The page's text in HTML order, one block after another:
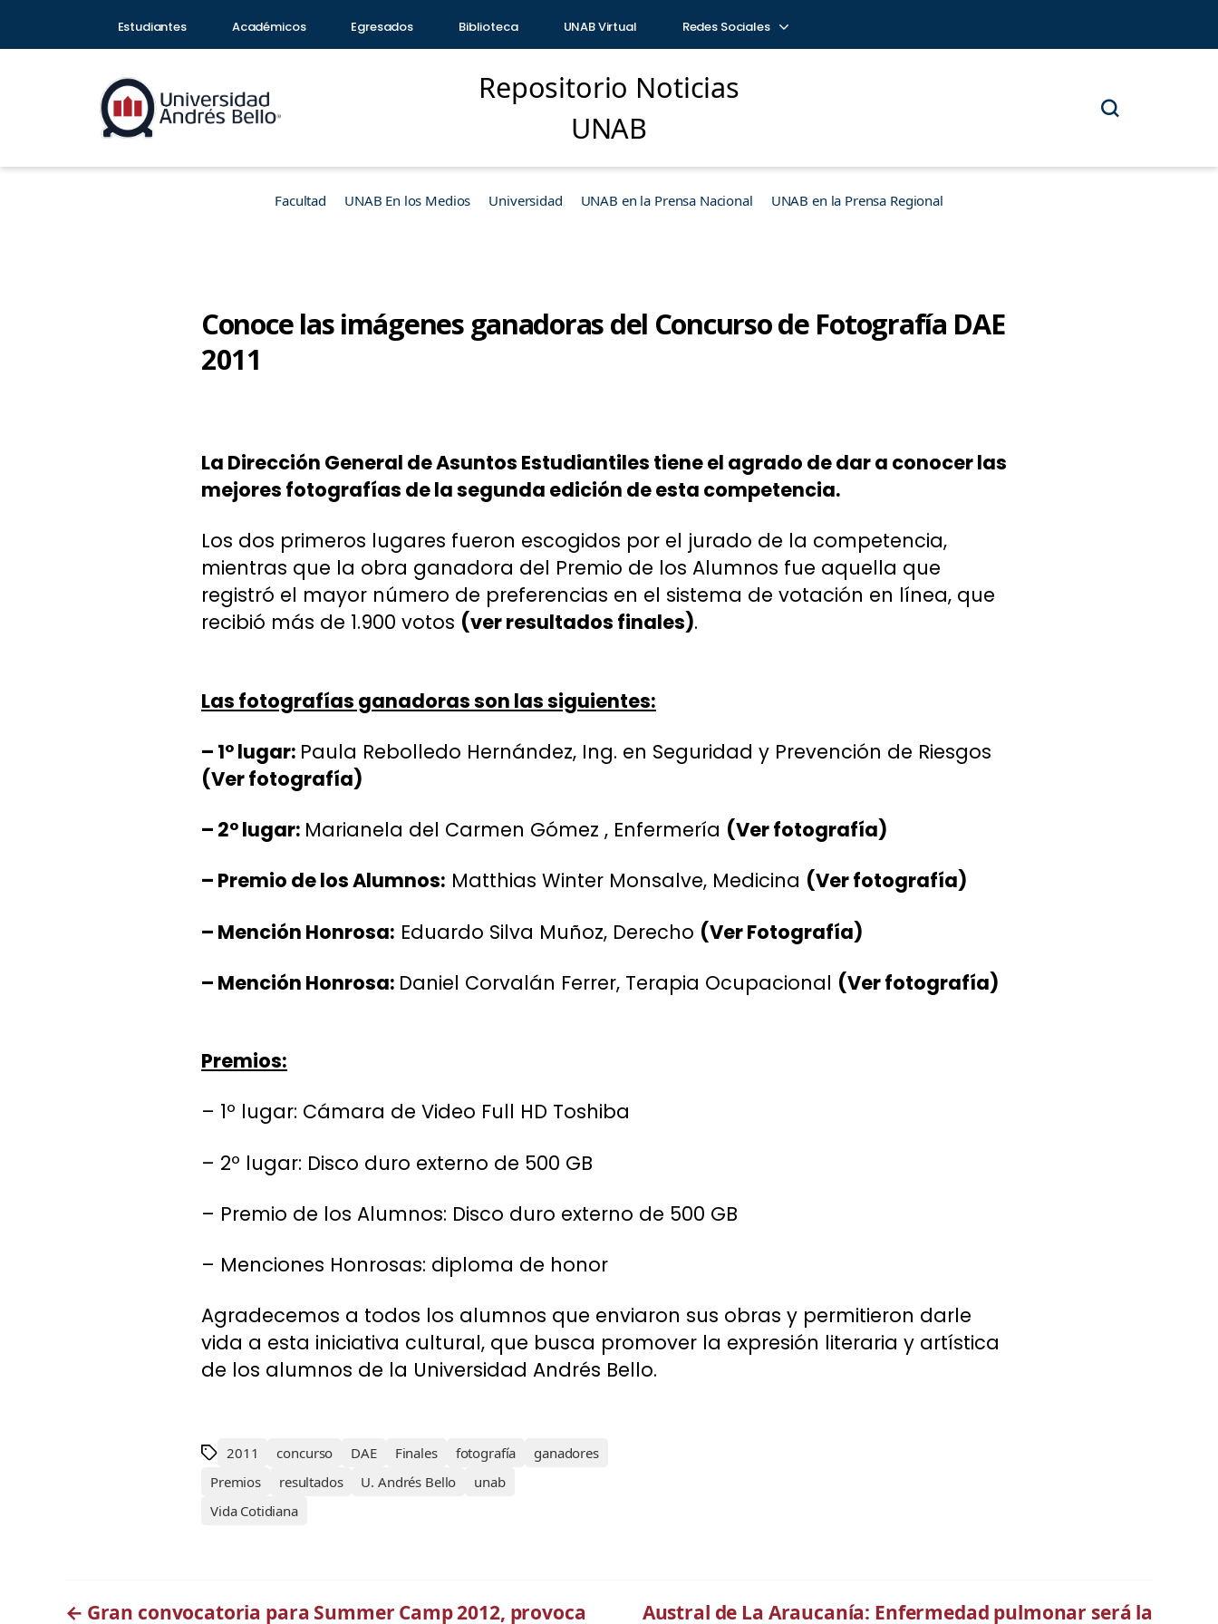
Estudiantes Académicos Egresados Biblioteca UNAB Virtual Redes Sociales
Repositorio Noticias
UNAB
Facultad UNAB En los Medios Universidad UNAB en la Prensa Nacional UNAB en la Prensa Regional
Conoce las imágenes ganadoras del Concurso de Fotografía DAE
2011
La Dirección General de Asuntos Estudiantiles tiene el agrado de dar a conocer las
mejores fotografías de la segunda edición de esta competencia.
Los dos primeros lugares fueron escogidos por el jurado de la competencia,
mientras que la obra ganadora del Premio de los Alumnos fue aquella que
registró el mayor número de preferencias en el sistema de votación en línea, que
recibió más de 1.900 votos (ver resultados finales).
Las fotografías ganadoras son las siguientes:
– 1° lugar: Paula Rebolledo Hernández, Ing. en Seguridad y Prevención de Riesgos
(Ver fotografía)
– 2° lugar: Marianela del Carmen Gómez , Enfermería (Ver fotografía)
– Premio de los Alumnos: Matthias Winter Monsalve, Medicina (Ver fotografía)
– Mención Honrosa: Eduardo Silva Muñoz, Derecho (Ver Fotografía)
– Mención Honrosa: Daniel Corvalán Ferrer, Terapia Ocupacional (Ver fotografía)
Premios:
– 1º lugar: Cámara de Video Full HD Toshiba
– 2º lugar: Disco duro externo de 500 GB
– Premio de los Alumnos: Disco duro externo de 500 GB
– Menciones Honrosas: diploma de honor
Agradecemos a todos los alumnos que enviaron sus obras y permitieron darle
vida a esta iniciativa cultural, que busca promover la expresión literaria y artística
de los alumnos de la Universidad Andrés Bello.
2011 concurso DAE Finales fotografía
ganadores
Premios
resultados U. Andrés Bello
unab
Vida Cotidiana
← Gran convocatoria para Summer Camp 2012, provoca Austral de La Araucanía: Enfermedad pulmonar será la